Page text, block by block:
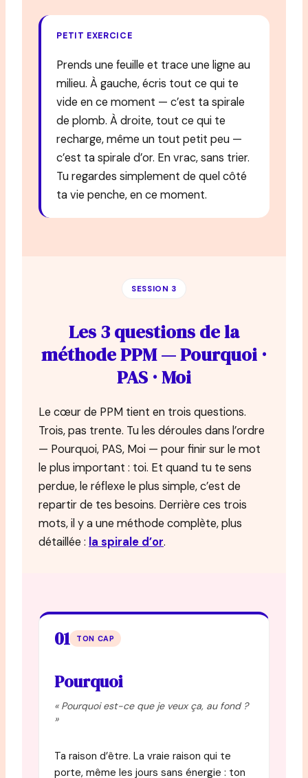
PETIT EXERCICE
Prends une feuille et trace une ligne au
milieu. À gauche, écris tout ce qui te
vide en ce moment — c’est ta spirale
de plomb. À droite, tout ce qui te
recharge, même un tout petit peu —
c’est ta spirale d’or. En vrac, sans trier.
Tu regardes simplement de quel côté
ta vie penche, en ce moment.
SESSION 3
Les 3 questions de la
méthode PPM — Pourquoi ·
PAS · Moi
Le cœur de PPM tient en trois questions.
Trois, pas trente. Tu les déroules dans l’ordre
— Pourquoi, PAS, Moi — pour finir sur le mot
le plus important : toi. Et quand tu te sens
perdue, le réflexe le plus simple, c’est de
repartir de tes besoins. Derrière ces trois
mots, il y a une méthode complète, plus
détaillée : la spirale d’or.
01 TON CAP
Pourquoi
« Pourquoi est-ce que je veux ça, au fond ?
»
Ta raison d’être. La vraie raison qui te
porte, même les jours sans énergie : ton